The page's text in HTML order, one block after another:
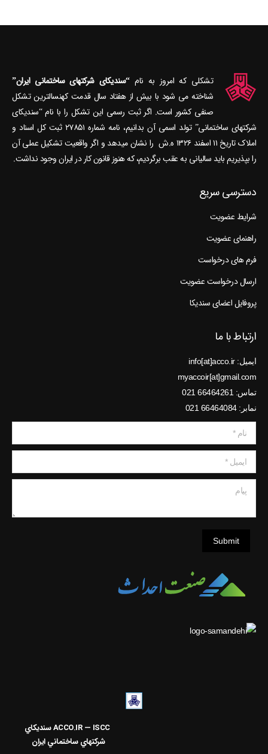
تشکلی که امروز به نام“سندیکای شرکتهای ساختمانی ایران”
شناخته می‎ شود با بیش از هفتاد سال قدمت کهنسال‎ترین تشکل
صنفی کشور است. اگر ثبت رسمی این تشکل را با نام “سندیکای
شرکتهای ساختمانی” تولد اسمی آن بدانیم، نامه شماره ۲۷۸۵۱ ثبت کل اسناد و
املاک تاریخ ۱۱ اسفند ۱۳۲۶ ه.ش را نشان می‎دهد و اگر واقعیت تشکیل عملی آن
را بپذیریم باید سالیانی به عقب برگردیم، که هنوز قانون کار در ایران وجود نداشت.
دسترسی سریع
شرایط عضویت
راهنمای عضویت
فرم های درخواست
ارسال درخواست عضویت
پروفایل اعضای سندیکا
ارتباط با ما
ایمیل: info[at]acco.ir
myaccoir[at]gmail.com
تماس: 66464261 021
نمابر: 66464084 021
نام *
ایمیل *
Submit
ACCO.IR — ISCC
سنديکاي
شرکتهاي ساختماني ايران